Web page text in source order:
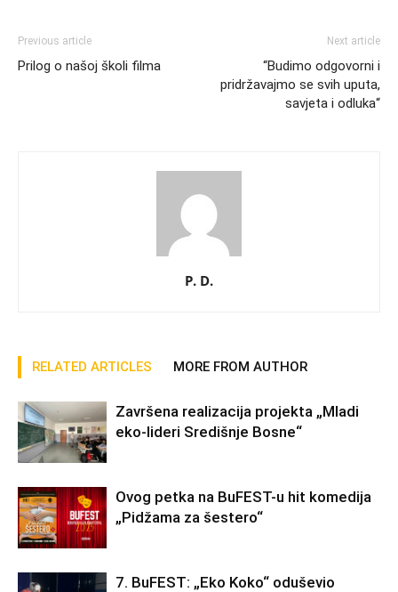
Previous article
Prilog o našoj školi filma
Next article
“Budimo odgovorni i
pridržavajmo se svih uputa,
savjeta i odluka“
P. D.
RELATED ARTICLES MORE FROM AUTHOR
Završena realizacija projekta „Mladi
eko-lideri Središnje Bosne“
Ovog petka na BuFEST-u hit komedija
„Pidžama za šestero“
7. BuFEST: „Eko Koko“ oduševio